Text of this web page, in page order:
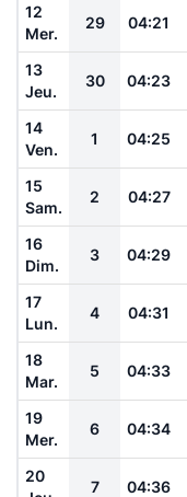
12
Mer.
29 04:21
13
Jeu.
30 04:23
14
Ven.
1 04:25
15
Sam.
2 04:27
16
Dim.
3 04:29
17
Lun.
4 04:31
18
Mar.
5 04:33
19
Mer.
6 04:34
20
7 04:36